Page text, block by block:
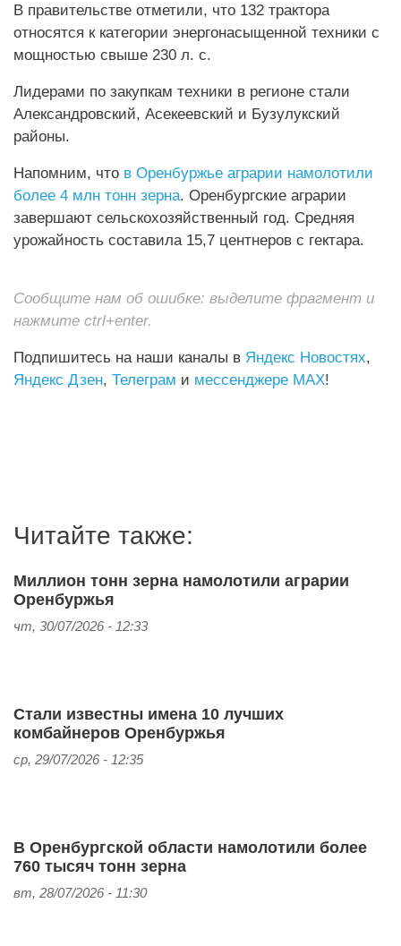
В правительстве отметили, что 132 трактора
относятся к категории энергонасыщенной техники с
мощностью свыше 230 л. с.
Лидерами по закупкам техники в регионе стали
Александровский, Асекеевский и Бузулукский
районы.
Напомним, что в Оренбуржье аграрии намолотили
более 4 млн тонн зерна. Оренбургские аграрии
завершают сельскохозяйственный год. Средняя
урожайность составила 15,7 центнеров с гектара.
Сообщите нам об ошибке: выделите фрагмент и
нажмите ctrl+enter.
Подпишитесь на наши каналы в Яндекс Новостях,
Яндекс Дзен, Телеграм и мессенджере MAX!
Читайте также:
Миллион тонн зерна намолотили аграрии
Оренбуржья
чт, 30/07/2026 - 12:33
Стали известны имена 10 лучших
комбайнеров Оренбуржья
ср, 29/07/2026 - 12:35
В Оренбургской области намолотили более
760 тысяч тонн зерна
вт, 28/07/2026 - 11:30